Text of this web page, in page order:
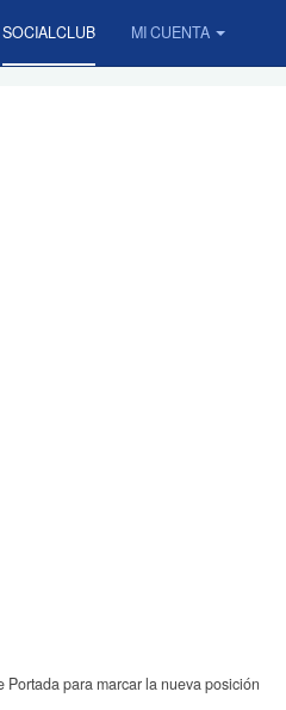
SOCIALCLUB MI CUENTA
Portada para marcar la nueva posición